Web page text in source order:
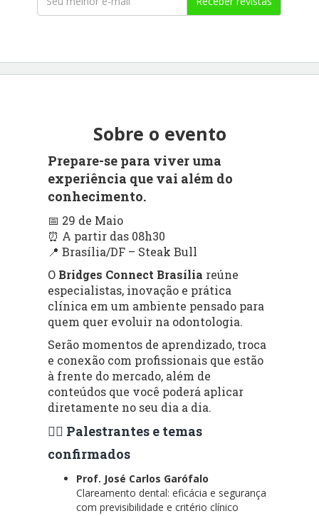
Sobre o evento
Prepare-se para viver uma
experiência que vai além do
conhecimento.
📅 29 de Maio
⏰ A partir das 08h30
📍 Brasília/DF – Steak Bull
O Bridges Connect Brasília reúne
especialistas, inovação e prática
clínica em um ambiente pensado para
quem quer evoluir na odontologia.
Serão momentos de aprendizado, troca
e conexão com profissionais que estão
à frente do mercado, além de
conteúdos que você poderá aplicar
diretamente no seu dia a dia.
👨‍⚕️ Palestrantes e temas
confirmados
Prof. José Carlos Garófalo
Clareamento dental: eficácia e segurança
com previsibilidade e critério clínico